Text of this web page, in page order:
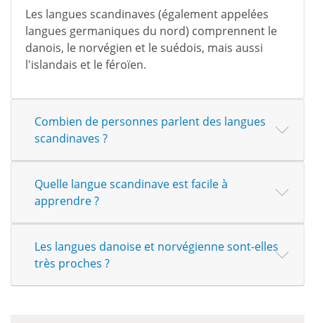
Les langues scandinaves (également appelées
langues germaniques du nord) comprennent le
danois, le norvégien et le suédois, mais aussi
l'islandais et le féroïen.
Combien de personnes parlent des langues
scandinaves ?
Quelle langue scandinave est facile à
apprendre ?
Les langues danoise et norvégienne sont-elles
très proches ?